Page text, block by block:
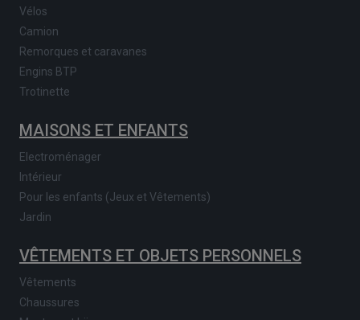
Vélos
Camion
Remorques et caravanes
Engins BTP
Trotinette
MAISONS ET ENFANTS
Electroménager
Intérieur
Pour les enfants (Jeux et Vêtements)
Jardin
VÊTEMENTS ET OBJETS PERSONNELS
Vêtements
Chaussures